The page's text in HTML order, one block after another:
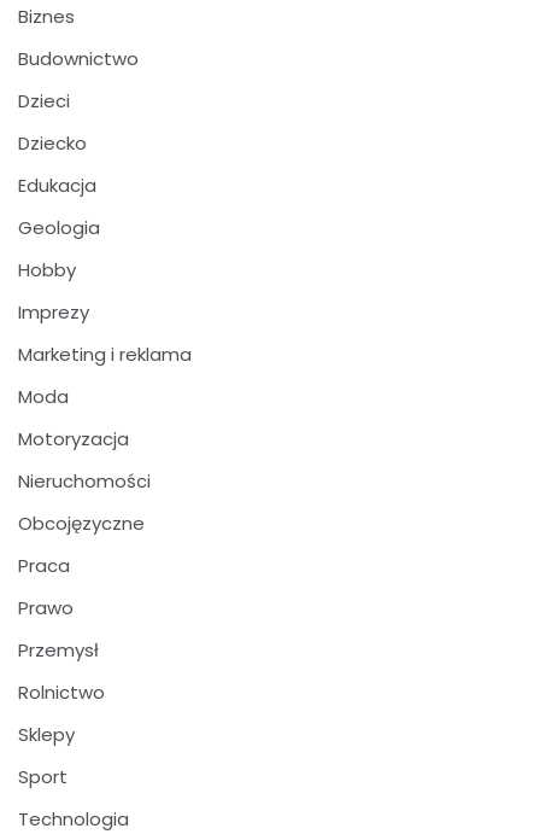
Biznes
Budownictwo
Dzieci
Dziecko
Edukacja
Geologia
Hobby
Imprezy
Marketing i reklama
Moda
Motoryzacja
Nieruchomości
Obcojęzyczne
Praca
Prawo
Przemysł
Rolnictwo
Sklepy
Sport
Technologia